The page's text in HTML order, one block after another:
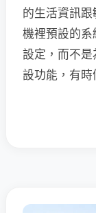
的生活資訊
機裡預設的
設定，而不
設功能，有時